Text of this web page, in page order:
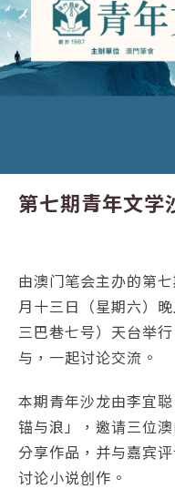
第七期青年文学
由澳门笔会主办的第
月十三日（星期六）
三巴巷七号）天台举
与，一起讨论交流。
本期青年沙龙由李宜
锚与浪」，邀请三位
分享作品，并与嘉宾
讨论小说创作。